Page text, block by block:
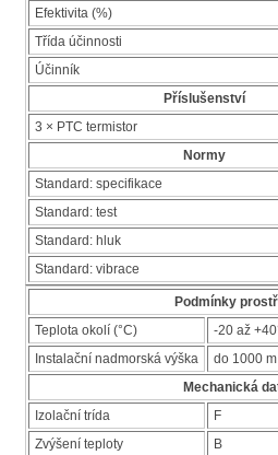
Efektivita (%)
Třída účinnosti
Účinník
Příslušenství
3 × PTC termistor
Normy
Standard: specifikace
Standard: test
Standard: hluk
Standard: vibrace
Podmínky
Teplota okolí (°C)
-20 až
Instalační nadmorská výška
do 1000 m
Mechanická
Izolační trída
F
Zvýšení teploty
B